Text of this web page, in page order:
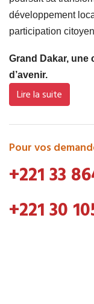
développement
participation
Grand Dakar, une
d’avenir.
Lire la suite
Pour vos
+221 33
+221 30